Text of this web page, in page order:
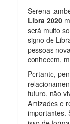
Serena
Libra 2020
será muito
signo de
pessoas
conhecem,
Portanto,
futuro, não
Amizades e
importantes.